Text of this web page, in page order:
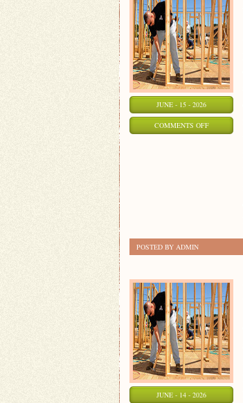
JUNE - 15 - 2026
COMMENTS OFFON
POSTED BY ADMIN
JUNE - 14 - 2026